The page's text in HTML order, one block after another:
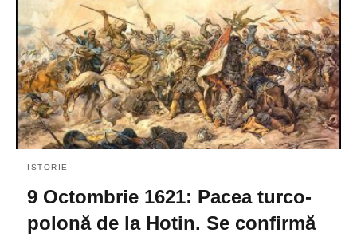
ISTORIE
9 Octombrie 1621: Pacea turco-
polonă de la Hotin. Se confirmă